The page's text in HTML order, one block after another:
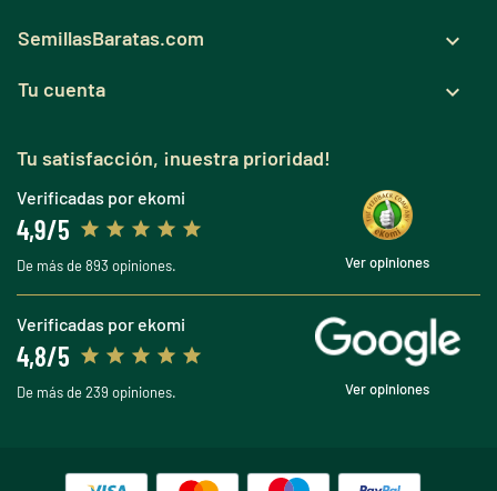
SemillasBaratas.com 
Tu cuenta 
Tu satisfacción, ¡nuestra prioridad!
Verificadas por ekomi
4,9/5
De más de 893 opiniones. Ver opiniones
Verificadas por ekomi
4,8/5
De más de 239 opiniones. Ver opiniones